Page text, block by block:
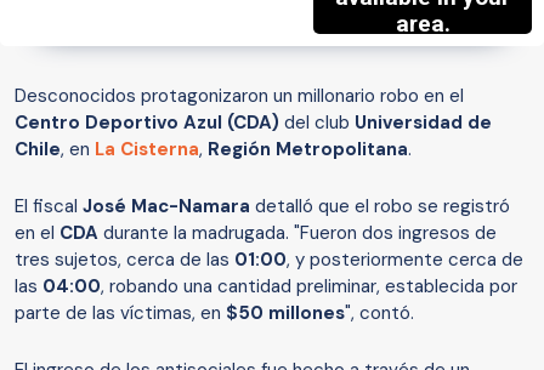
Desconocidos protagonizaron un millonario robo en el
Centro Deportivo Azul (CDA) del club Universidad de
Chile, en La Cisterna, Región Metropolitana.
El fiscal José Mac-Namara detalló que el robo se registró
en el CDA durante la madrugada. "Fueron dos ingresos de
tres sujetos, cerca de las 01:00, y posteriormente cerca de
las 04:00, robando una cantidad preliminar, establecida por
parte de las víctimas, en $50 millones", contó.